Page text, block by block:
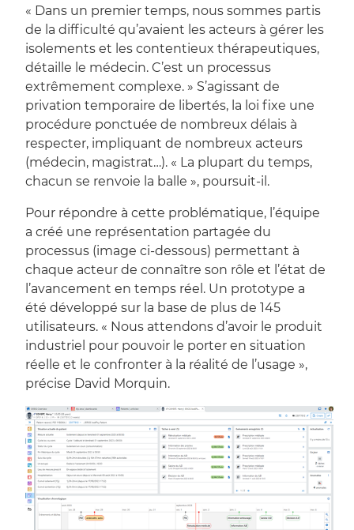
« Dans un premier temps, nous sommes partis
de la difficulté qu’avaient les acteurs à gérer les
isolements et les contentieux thérapeutiques,
détaille le médecin. C’est un processus
extrêmement complexe. » S’agissant de
privation temporaire de libertés, la loi fixe une
procédure ponctuée de nombreux délais à
respecter, impliquant de nombreux acteurs
(médecin, magistrat…). « La plupart du temps,
chacun se renvoie la balle », poursuit-il.
Pour répondre à cette problématique, l’équipe
a créé une représentation partagée du
processus (image ci-dessous) permettant à
chaque acteur de connaître son rôle et l’état de
l’avancement en temps réel. Un prototype a
été développé sur la base de plus de 145
utilisateurs. « Nous attendons d’avoir le produit
industriel pour pouvoir le porter en situation
réelle et le confronter à la réalité de l’usage »,
précise David Morquin.